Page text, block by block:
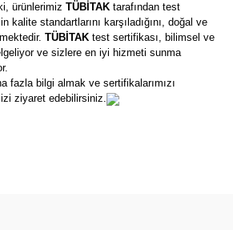
ürünlerimiz TÜBİTAK tarafından test
kalite standartlarını karşıladığını, doğal ve
TÜBİTAK test sertifikası, bilimsel ve
ve sizlere en iyi hizmeti sunma
fazla bilgi almak ve sertifikalarımızı
ziyaret edebilirsiniz.